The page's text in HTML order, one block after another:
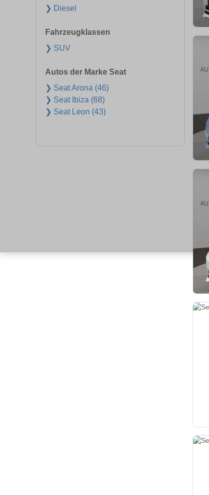
❯ Diesel
Fahrzeugklassen
❯ SUV
Autos der Marke Seat
❯ Seat Arona (46)
❯ Seat Ibiza (68)
❯ Seat Leon (43)